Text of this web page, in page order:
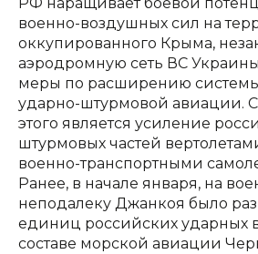
военно-воздушных сил на
оккупированного Крыма,
аэродромную сеть ВС
меры по расширению
ударно-штурмовой авиации.
этого является усиление
штурмовых частей
военно-транспортными
Ранее, в начале января, на
неподалеку Джанкоя было
единиц российских ударных
составе морской авиации